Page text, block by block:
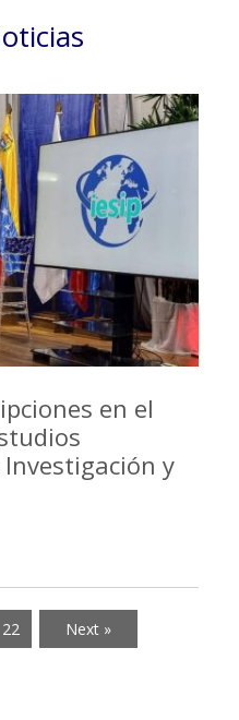
en el
y
22 Next »